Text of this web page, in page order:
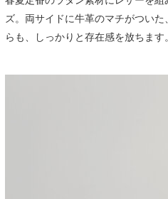
ズ。両サイドに牛革のマチがつい
らも、しっかりと存在感を放ちます。